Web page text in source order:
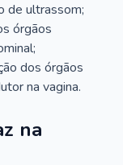
de ultrassom;
órgãos
dos órgãos
na vagina.
na